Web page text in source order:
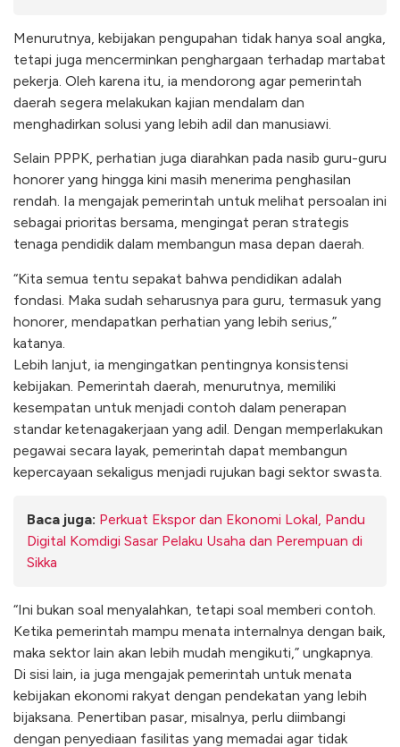
Menurutnya, kebijakan pengupahan tidak hanya soal angka,
tetapi juga mencerminkan penghargaan terhadap martabat
pekerja. Oleh karena itu, ia mendorong agar pemerintah
daerah segera melakukan kajian mendalam dan
menghadirkan solusi yang lebih adil dan manusiawi.
Selain PPPK, perhatian juga diarahkan pada nasib guru-guru
honorer yang hingga kini masih menerima penghasilan
rendah. Ia mengajak pemerintah untuk melihat persoalan ini
sebagai prioritas bersama, mengingat peran strategis
tenaga pendidik dalam membangun masa depan daerah.
“Kita semua tentu sepakat bahwa pendidikan adalah
fondasi. Maka sudah seharusnya para guru, termasuk yang
honorer, mendapatkan perhatian yang lebih serius,”
katanya.
Lebih lanjut, ia mengingatkan pentingnya konsistensi
kebijakan. Pemerintah daerah, menurutnya, memiliki
kesempatan untuk menjadi contoh dalam penerapan
standar ketenagakerjaan yang adil. Dengan memperlakukan
pegawai secara layak, pemerintah dapat membangun
kepercayaan sekaligus menjadi rujukan bagi sektor swasta.
Baca juga: Perkuat Ekspor dan Ekonomi Lokal, Pandu
Digital Komdigi Sasar Pelaku Usaha dan Perempuan di
Sikka
“Ini bukan soal menyalahkan, tetapi soal memberi contoh.
Ketika pemerintah mampu menata internalnya dengan baik,
maka sektor lain akan lebih mudah mengikuti,” ungkapnya.
Di sisi lain, ia juga mengajak pemerintah untuk menata
kebijakan ekonomi rakyat dengan pendekatan yang lebih
bijaksana. Penertiban pasar, misalnya, perlu diimbangi
dengan penyediaan fasilitas yang memadai agar tidak